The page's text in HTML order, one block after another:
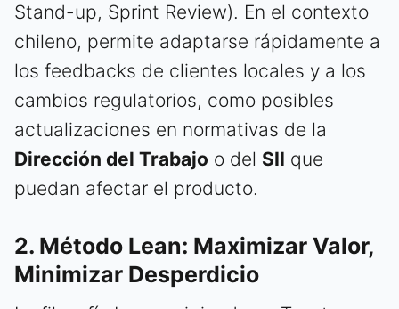
Stand-up, Sprint Review). En el contexto
chileno, permite adaptarse rápidamente a
los feedbacks de clientes locales y a los
cambios regulatorios, como posibles
actualizaciones en normativas de la
Dirección del Trabajo o del SII que
puedan afectar el producto.
2. Método Lean: Maximizar Valor,
Minimizar Desperdicio